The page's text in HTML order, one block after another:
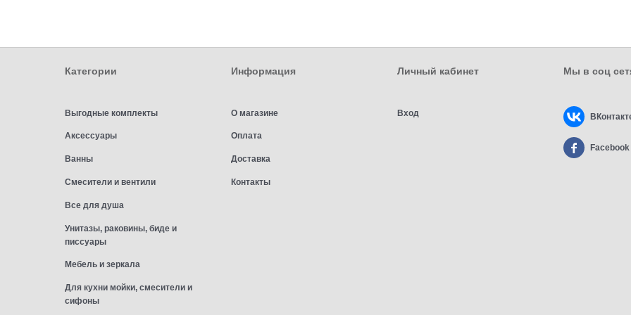
Категории
Выгодные комплекты
Аксессуары
Ванны
Смесители и вентили
Все для душа
Унитазы, раковины, биде и
писсуары
Мебель и зеркала
Для кухни мойки, смесители и
сифоны
Информация
О магазине
Оплата
Доставка
Контакты
Личный кабинет
Вход
Мы в соц
Facebook